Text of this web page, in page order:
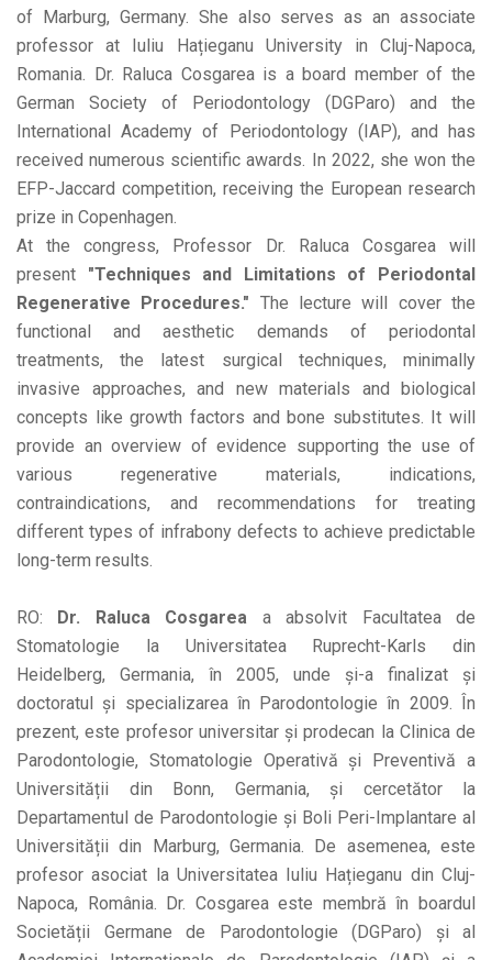
of Marburg, Germany. She also serves as an associate
professor at Iuliu Hațieganu University in Cluj-Napoca,
Romania. Dr. Raluca Cosgarea is a board member of the
German Society of Periodontology (DGParo) and the
International Academy of Periodontology (IAP), and has
received numerous scientific awards. In 2022, she won the
EFP-Jaccard competition, receiving the European research
prize in Copenhagen.
At the congress, Professor Dr. Raluca Cosgarea will
present "Techniques and Limitations of Periodontal
Regenerative Procedures." The lecture will cover the
functional and aesthetic demands of periodontal
treatments, the latest surgical techniques, minimally
invasive approaches, and new materials and biological
concepts like growth factors and bone substitutes. It will
provide an overview of evidence supporting the use of
various regenerative materials, indications,
contraindications, and recommendations for treating
different types of infrabony defects to achieve predictable
long-term results.
RO: Dr. Raluca Cosgarea a absolvit Facultatea de
Stomatologie la Universitatea Ruprecht-Karls din
Heidelberg, Germania, în 2005, unde și-a finalizat și
doctoratul și specializarea în Parodontologie în 2009. În
prezent, este profesor universitar și prodecan la Clinica de
Parodontologie, Stomatologie Operativă și Preventivă a
Universității din Bonn, Germania, și cercetător la
Departamentul de Parodontologie și Boli Peri-Implantare al
Universității din Marburg, Germania. De asemenea, este
profesor asociat la Universitatea Iuliu Hațieganu din Cluj-
Napoca, România. Dr. Cosgarea este membră în boardul
Societății Germane de Parodontologie (DGParo) și al